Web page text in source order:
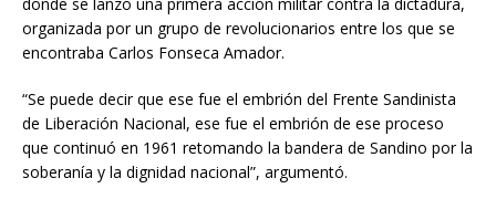
organizada por un grupo de revolucionarios entre los que se
encontraba Carlos Fonseca Amador.
“Se puede decir que ese fue el embrión del Frente Sandinista
de Liberación Nacional, ese fue el embrión de ese proceso
que continuó en 1961 retomando la bandera de Sandino por la
soberanía y la dignidad nacional”, argumentó.